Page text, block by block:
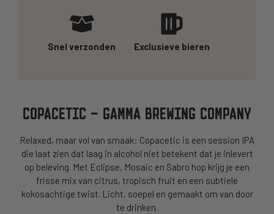
Snel verzonden Exclusieve bieren
COPACETIC – GAMMA BREWING COMPANY
Relaxed, maar vol van smaak: Copacetic is een session IPA
die laat zien dat laag in alcohol niet betekent dat je inlevert
op beleving. Met Eclipse, Mosaic en Sabro hop krijg je een
frisse mix van citrus, tropisch fruit en een subtiele
kokosachtige twist. Licht, soepel en gemaakt om van door
te drinken.